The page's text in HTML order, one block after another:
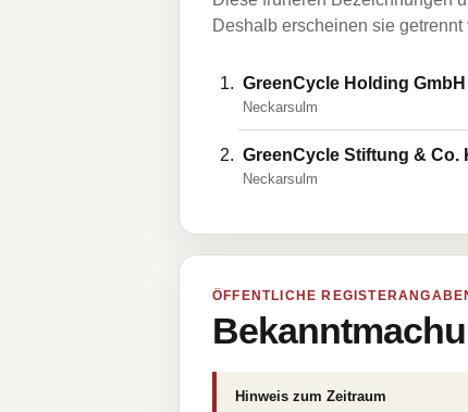
Deshalb erscheinen sie
GreenCycle Holding
Neckarsulm
GreenCycle Stiftung & Co.
Neckarsulm
ÖFFENTLICHE
Hinweis zum Zeitraum